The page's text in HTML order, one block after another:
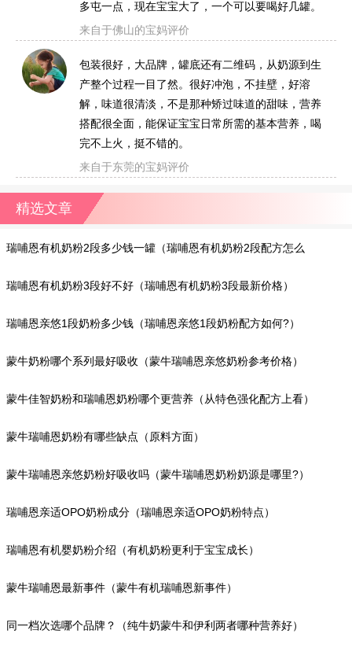
多屯一点，现在宝宝大了，一个可以要喝好几罐。
来自于佛山的宝妈评价
包装很好，大品牌，罐底还有二维码，从奶源到生
产整个过程一目了然。很好冲泡，不挂壁，好溶
解，味道很清淡，不是那种矫过味道的甜味，营养
搭配很全面，能保证宝宝日常所需的基本营养，喝
完不上火，挺不错的。
来自于东莞的宝妈评价
精选文章
瑞哺恩有机奶粉2段多少钱一罐（瑞哺恩有机奶粉2段配方怎么
样?）
瑞哺恩有机奶粉3段好不好（瑞哺恩有机奶粉3段最新价格）
瑞哺恩亲悠1段奶粉多少钱（瑞哺恩亲悠1段奶粉配方如何?）
蒙牛奶粉哪个系列最好吸收（蒙牛瑞哺恩亲悠奶粉参考价格）
蒙牛佳智奶粉和瑞哺恩奶粉哪个更营养（从特色强化配方上看）
蒙牛瑞哺恩奶粉有哪些缺点（原料方面）
蒙牛瑞哺恩亲悠奶粉好吸收吗（蒙牛瑞哺恩奶粉奶源是哪里?）
瑞哺恩亲适OPO奶粉成分（瑞哺恩亲适OPO奶粉特点）
瑞哺恩有机婴奶粉介绍（有机奶粉更利于宝宝成长）
蒙牛瑞哺恩最新事件（蒙牛有机瑞哺恩新事件）
同一档次选哪个品牌？（纯牛奶蒙牛和伊利两者哪种营养好）